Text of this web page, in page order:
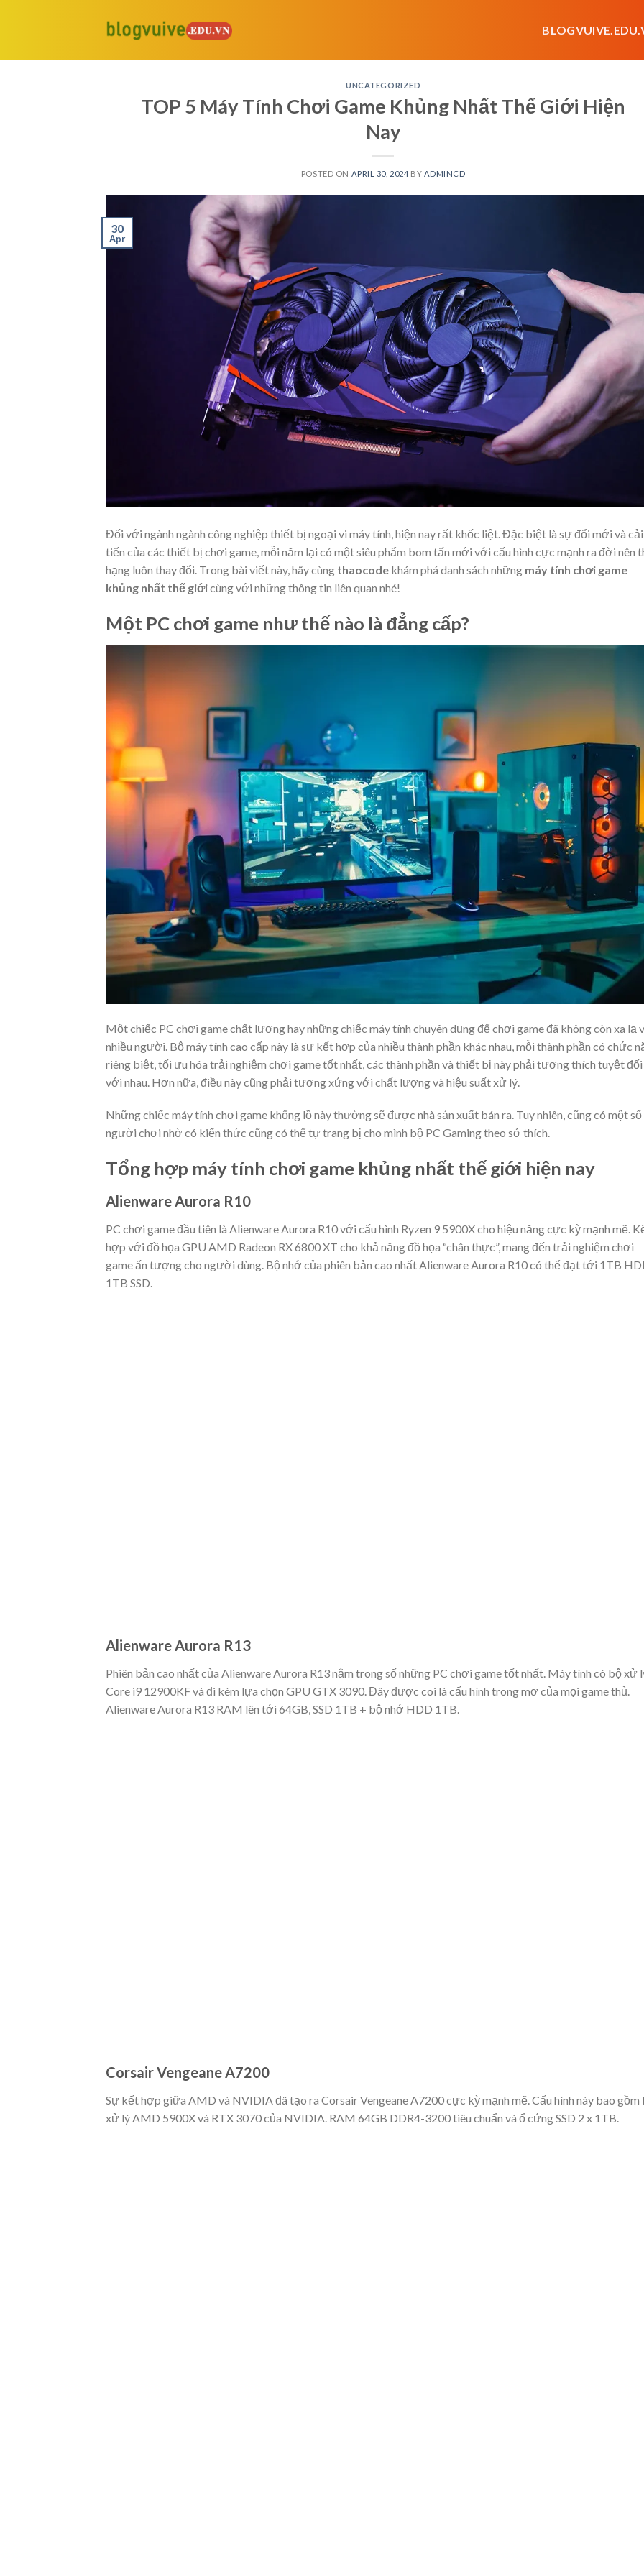
UNCATEGORIZED
TOP 5 Máy Tính Chơi Game Khủng Nhất Thế Giới Hiện
Nay
POSTED ON APRIL 30, 2024 BY ADMINCD
30
Apr
Đối với ngành ngành công nghiệp thiết bị ngoại vi máy tính, hiện nay rất khốc liệt. Đặc biệt là sự đổi mới và cải
tiến của các thiết bị chơi game, mỗi năm lại có một siêu phẩm bom tấn mới với cấu hình cực mạnh ra đời nên
hạng luôn thay đổi. Trong bài viết này, hãy cùng thaocode khám phá danh sách những máy tính chơi game
khủng nhất thế giớicùng với những thông tin liên quan nhé!
Một PC chơi game như thế nào là đẳng cấp?
Một chiếc PC chơi game chất lượng hay những chiếc máy tính chuyên dụng để chơi game đã không còn xa lạ
nhiều người. Bộ máy tính cao cấp này là sự kết hợp của nhiều thành phần khác nhau, mỗi thành phần có chức
riêng biệt, tối ưu hóa trải nghiệm chơi game tốt nhất, các thành phần và thiết bị này phải tương thích tuyệt đối
với nhau. Hơn nữa, điều này cũng phải tương xứng với chất lượng và hiệu suất xử lý.
Những chiếc máy tính chơi game khổng lồ này thường sẽ được nhà sản xuất bán ra. Tuy nhiên, cũng có một số
người chơi nhờ có kiến thức cũng có thể tự trang bị cho mình bộ PC Gaming theo sở thích.
Tổng hợp máy tính chơi game khủng nhất thế giới hiện nay
Alienware Aurora R10
PC chơi game đầu tiên là Alienware Aurora R10 với cấu hình Ryzen 9 5900X cho hiệu năng cực kỳ mạnh mẽ.
hợp với đồ họa GPU AMD Radeon RX 6800 XT cho khả năng đồ họa “chân thực”, mang đến trải nghiệm chơi
game ấn tượng cho người dùng. Bộ nhớ của phiên bản cao nhất Alienware Aurora R10 có thể đạt tới 1TB
1TB SSD.
Alienware Aurora R13
Phiên bản cao nhất của Alienware Aurora R13 nằm trong số những PC chơi game tốt nhất. Máy tính có bộ xử
Core i9 12900KF và đi kèm lựa chọn GPU GTX 3090. Đây được coi là cấu hình trong mơ của mọi game thủ.
Alienware Aurora R13 RAM lên tới 64GB, SSD 1TB + bộ nhớ HDD 1TB.
Corsair Vengeane A7200
Sự kết hợp giữa AMD và NVIDIA đã tạo ra Corsair Vengeane A7200 cực kỳ mạnh mẽ. Cấu hình này bao gồm
xử lý AMD 5900X và RTX 3070 của NVIDIA. RAM 64GB DDR4-3200 tiêu chuẩn và ổ cứng SSD 2 x 1TB.